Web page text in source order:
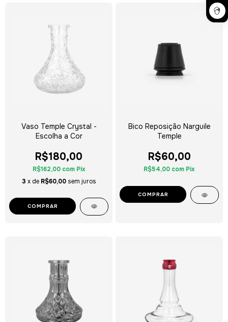
Vaso Temple Crystal -
Escolha a Cor
R$180,00
R$162,00 com Pix
3 x de R$60,00 sem juros
COMPRAR
Bico Reposição Narguile
Temple
R$60,00
R$54,00 com Pix